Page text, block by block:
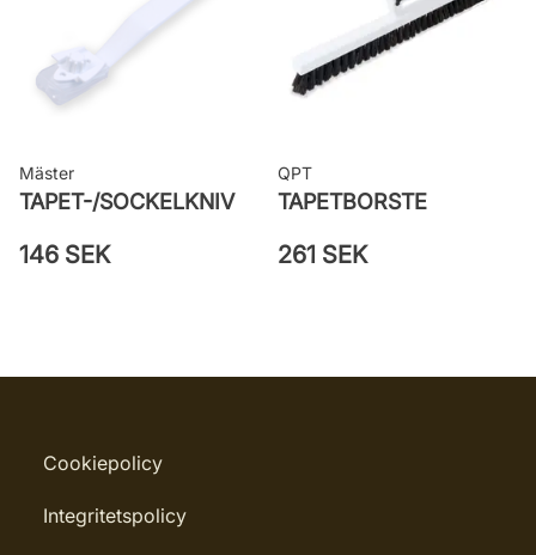
Mäster
TAPET-/SOCKELKNIV
146 SEK
QPT
TAPETBORSTE
261 SEK
Cookiepolicy
Integritetspolicy